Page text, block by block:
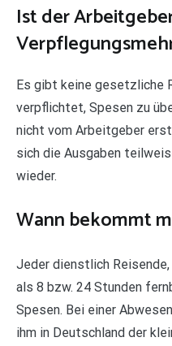
Ist der
Es gibt keine gesetzliche
verpflichtet, Spesen zu
nicht vom Arbeitgeber
sich die Ausgaben
wieder.
Wann bekommt
Jeder dienstlich
als 8 bzw. 24 Stunden
Spesen. Bei einer
ihm in Deutschland der